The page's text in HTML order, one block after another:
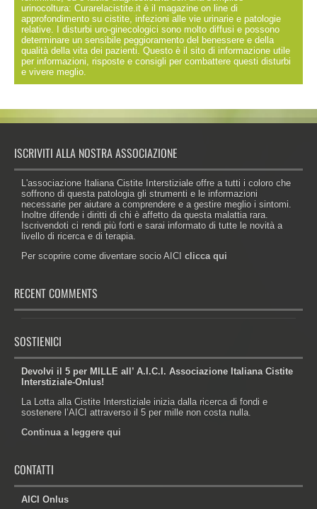
urinocoltura: Curarelacistite.it è il magazine on line di
approfondimento su cistite, infezioni alle vie urinarie e patologie
relative. I disturbi uro-ginecologici sono molto diffusi e possono
determinare un sensibile peggioramento del benessere e della
qualità della vita dei pazienti. Questo è il sito di informazione utile
per informazioni, risposte e consigli per combattere questi disturbi
e vivere meglio.
ISCRIVITI ALLA NOSTRA ASSOCIAZIONE
L'associazione Italiana Cistite Interstiziale offre a tutti i coloro che
soffrono di questa patologia gli strumenti e le informazioni
necessarie per aiutare a comprendere e a gestire meglio i sintomi.
Inoltre difende i diritti di chi è affetto da questa malattia rara.
Iscrivendoti ci rendi più forti e sarai informato di tutte le novità a
livello di ricerca e di terapia.
Per scoprire come diventare socio AICI clicca qui
RECENT COMMENTS
SOSTIENICI
Devolvi il 5 per MILLE all’ A.I.C.I. Associazione Italiana Cistite
Interstiziale-Onlus!
La Lotta alla Cistite Interstiziale inizia dalla ricerca di fondi e
sostenere l’AICI attraverso il 5 per mille non costa nulla.
Continua a leggere qui
CONTATTI
AICI Onlus